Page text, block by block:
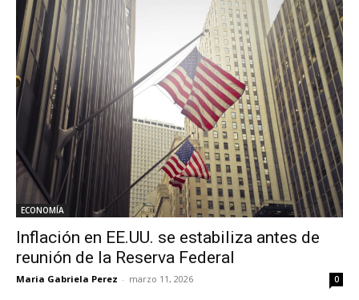
ECONOMÍA
Inflación en EE.UU. se estabiliza antes de
reunión de la Reserva Federal
Maria Gabriela Perez - marzo 11, 2026 0